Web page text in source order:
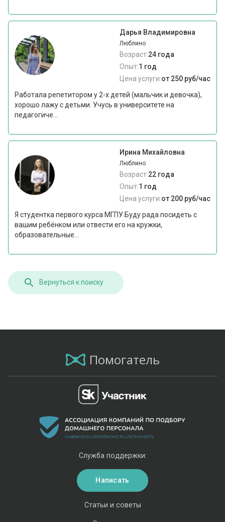
Дарья Владимировна
Люблино
Возраст:24 года
Опыт:1 год
Цена услуги:от 250 руб/час
Работала репетитором у 2-х детей (мальчик и девочка),
хорошо лажу с детьми. Учусь в университете на
педагогиче...
Ирина Михайловна
Люблино
Возраст:22 года
Опыт:1 год
Цена услуги:от 200 руб/час
Я студентка первого курса МГПУ.Буду рада посидеть с
вашим ребёнком или отвести его на кружки,
образовательные...
Вернуться к поиску
Помогатель
Статьи и советы
Служба поддержки:
Написать